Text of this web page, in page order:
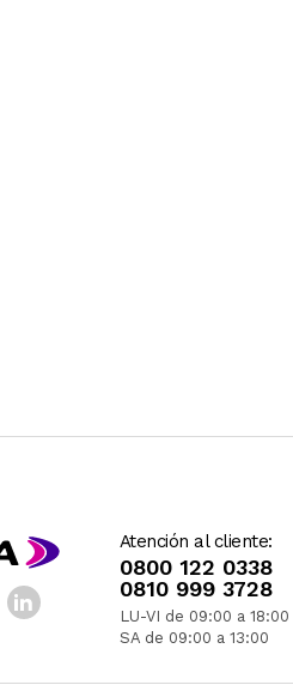
Atención al cliente:
0800 122 0338
0810 999 3728
LU-VI de 09:00 a 18:00
SA de 09:00 a 13:00